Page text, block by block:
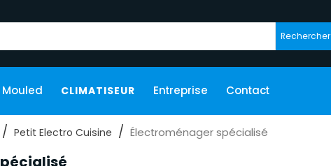
Rechercher
CLIMATISEUR Entreprise Contact
Petit Electro Cuisine Électroménager spécialisé